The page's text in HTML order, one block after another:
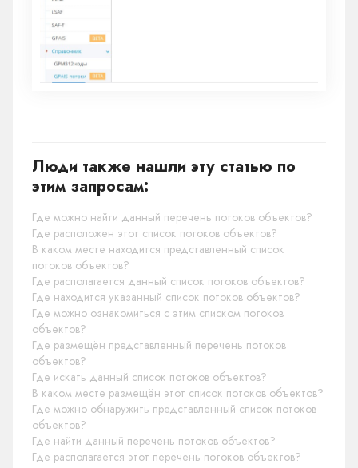
Люди также нашли эту статью по
этим запросам:
Где можно найти данный перечень потоков объектов?
Где расположен этот список потоков объектов?
В каком месте находится представленный список
потоков объектов?
Где располагается данный список потоков объектов?
Где находится указанный список потоков объектов?
Где можно ознакомиться с этим списком потоков
объектов?
Где размещён представленный перечень потоков
объектов?
Где искать данный список потоков объектов?
В каком месте размещён этот список потоков объектов?
Где можно обнаружить представленный список потоков
объектов?
Где найти данный перечень потоков объектов?
Где располагается этот перечень потоков объектов?